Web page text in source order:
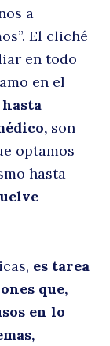
a
El cliché
en todo
en el
son
optamos
hasta
es tarea
que,
en lo